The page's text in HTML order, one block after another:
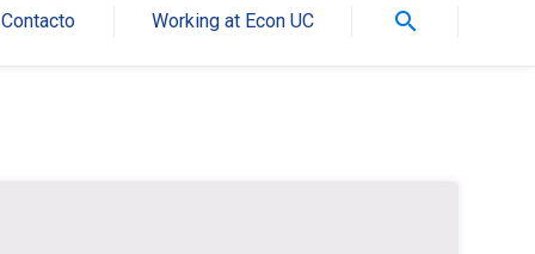
Contacto Working at Econ UC search